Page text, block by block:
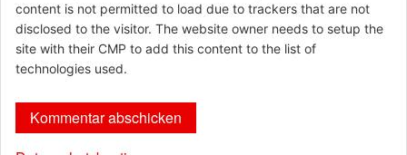
content is not permitted to load due to trackers that are not
disclosed to the visitor. The website owner needs to setup the
site with their CMP to add this content to the list of
technologies used.